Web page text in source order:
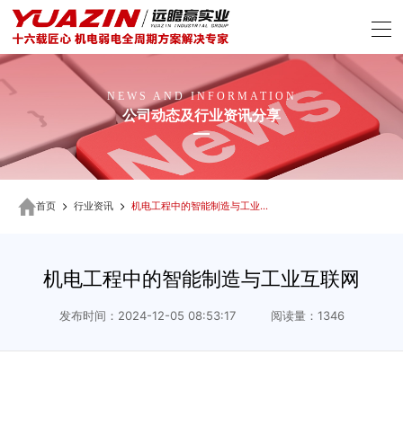
NEWS AND INFORMATION
公司动态及行业资讯分享
首页 行业资讯 机电工程中的智能制造与工业互联网
机电工程中的智能制造与工业互联网
发布时间：2024-12-05 08:53:17 阅读量：1346